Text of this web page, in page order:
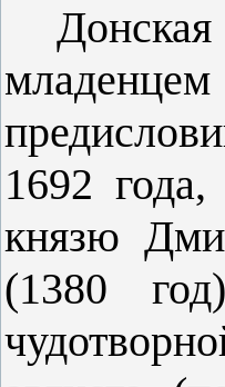
1692
князю
(1380